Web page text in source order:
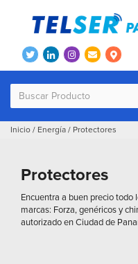
Inicio / Energía / Protectores
Protectores
Encuentra a buen precio
marcas: Forza, genéricos y
autorizado en Ciudad de